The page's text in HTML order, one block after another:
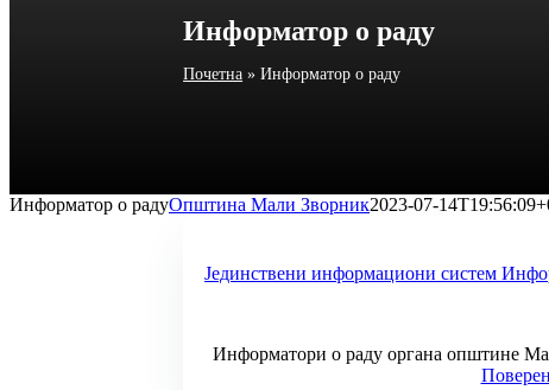
Информатор о раду
Почетна »Информатор о раду
Информатор о радуОпштина Мали Зворник2023-07-
Јединствени информациони систем
Информатори о раду органа општине